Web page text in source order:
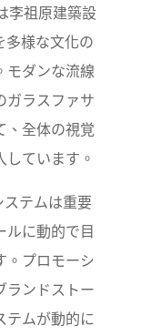
李祖原建築設
多様な文化の
モダンな流線
ガラスファサ
、全体の視覚
ています。
テムは重要
ルに動的で目
。プロモーシ
ランドストー
テムが動的に